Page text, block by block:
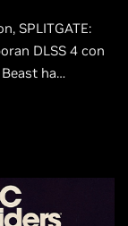
SPLITGATE:
DLSS 4 con
ha